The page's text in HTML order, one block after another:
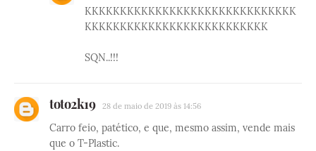
KKKKKKKKKKKKKKKKKKKKKKKKKKKKKK
KKKKKKKKKKKKKKKKKKKKKKKKKK
SQN..!!!
toto2k19 28 de maio de 2019 às 14:56
Carro feio, patético, e que, mesmo assim, vende mais
que o T-Plastic.